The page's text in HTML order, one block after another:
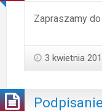
Zapraszamy do
3 kwietnia